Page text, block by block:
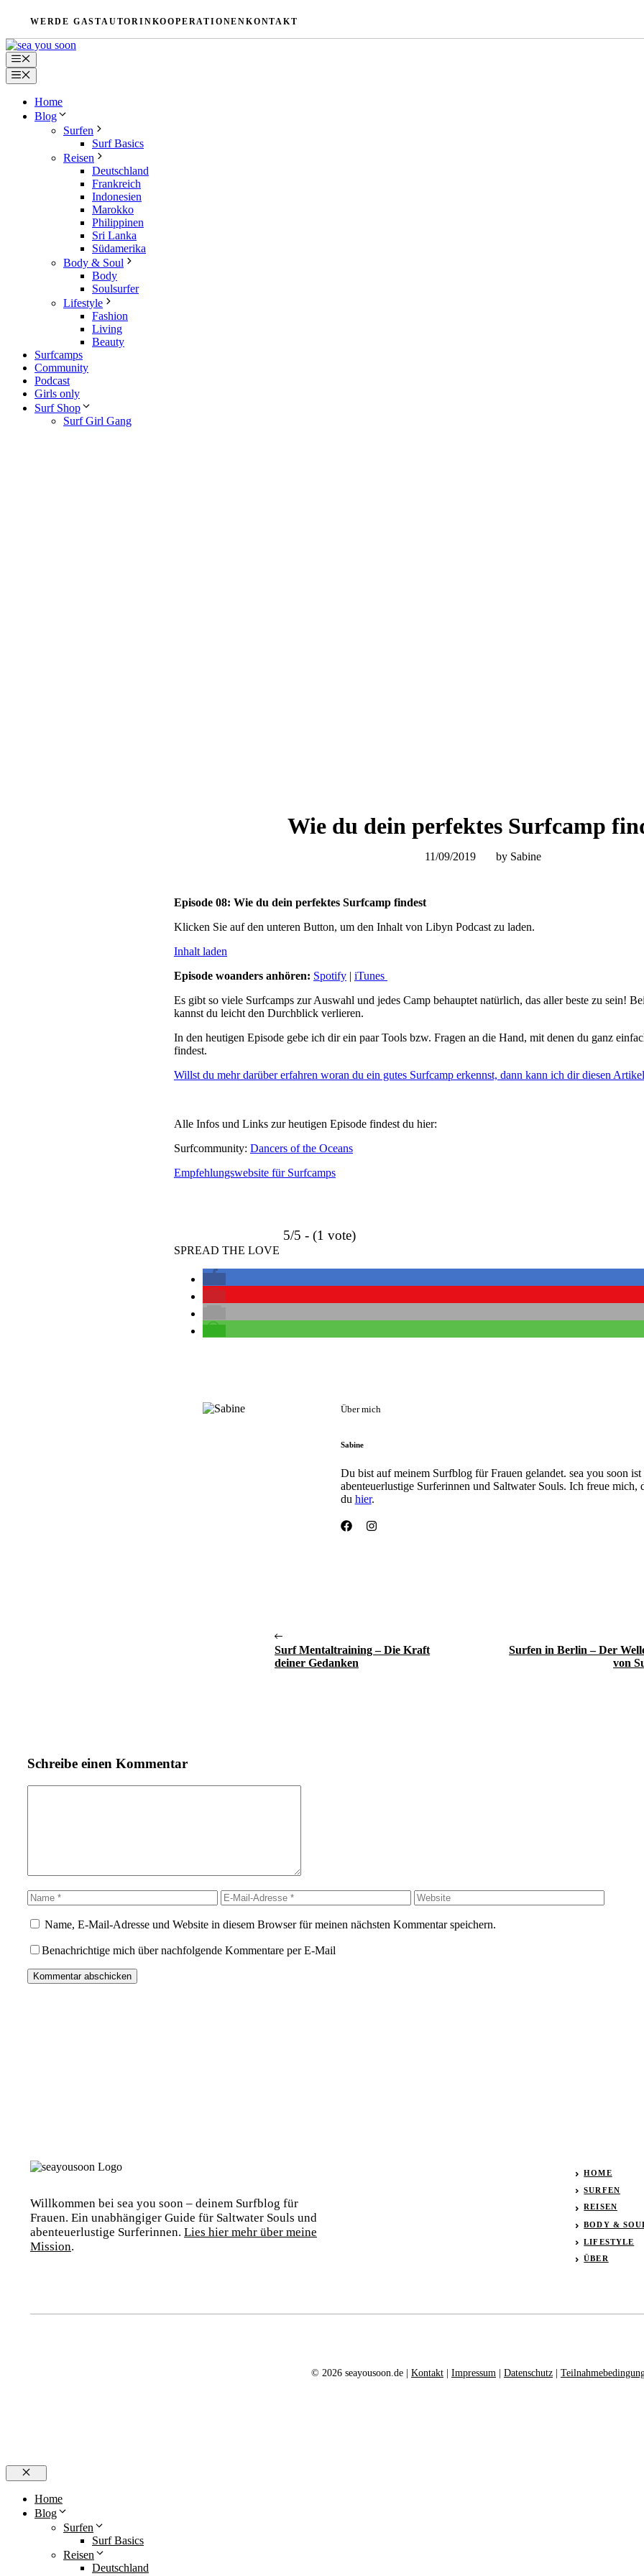
springen
WERDE GASTAUTORINKOOPERATIONENKONTAKT
Menü
Menü
Home
Blog
Surfen
Surf Basics
Reisen
Deutschland
Frankreich
Indonesien
Marokko
Philippinen
Sri Lanka
Südamerika
Body & Soul
Body
Soulsurfer
Lifestyle
Fashion
Living
Beauty
Surfcamps
Community
Podcast
Girls only
Surf Shop
Surf Girl Gang
Wie du dein perfektes Surfcamp
11/09/2019 by Sabine
Episode 08: Wie du dein perfektes Surfcamp findest
Klicken Sie auf den unteren Button, um den Inhalt von Libyn Podcast zu laden.
Inhalt laden
Episode woanders anhören: Spotify | iTunes
Es gibt so viele Surfcamps zur Auswahl und jedes Camp behauptet natürlich, das aller beste zu sein!
kannst du leicht den Durchblick verlieren.
In den heutigen Episode gebe ich dir ein paar Tools bzw. Fragen an die Hand, mit denen du ganz
findest.
Willst du mehr darüber erfahren woran du ein gutes Surfcamp erkennst, dann kann ich dir diesen
Alle Infos und Links zur heutigen Episode findest du hier:
Surfcommunity: Dancers of the Oceans
Empfehlungswebsite für Surfcamps
5/5 - (1 vote)
SPREAD THE LOVE
Über mich
Sabine
Du bist auf meinem Surfblog für Frauen gelandet. sea you soon
abenteuerlustige Surferinnen und Saltwater Souls. Ich freue mich,
du hier.
Surf Mentaltraining – Die Kraft
deiner Gedanken
Surfen in Berlin – Der
von
Schreibe einen Kommentar
Name
E-
Mail-
Adresse
Website
Name, E-Mail-Adresse und Website in diesem Browser für meinen nächsten Kommentar speichern.
Benachrichtige mich über nachfolgende Kommentare per E-Mail
Willkommen bei sea you soon – deinem Surfblog für
Frauen. Ein unabhängiger Guide für Saltwater Souls und
abenteuerlustige Surferinnen. Lies hier mehr über meine
Mission.
HOME
SURFEN
REISEN
BODY &
LIFESTYLE
ÜBER
© 2026 seayousoon.de | Kontakt| Impressum Datenschutz|
Schließen
Home
Blog
Surfen
Surf Basics
Reisen
Deutschland